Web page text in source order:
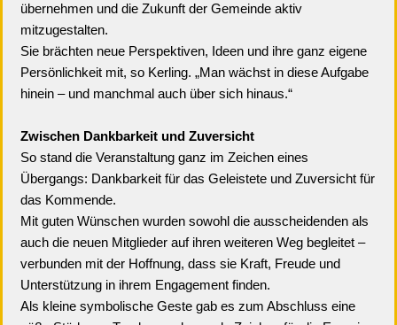
übernehmen und die Zukunft der Gemeinde aktiv
mitzugestalten.
Sie brächten neue Perspektiven, Ideen und ihre ganz eigene
Persönlichkeit mit, so Kerling. „Man wächst in diese Aufgabe
hinein – und manchmal auch über sich hinaus.“
Zwischen Dankbarkeit und Zuversicht
So stand die Veranstaltung ganz im Zeichen eines
Übergangs: Dankbarkeit für das Geleistete und Zuversicht für
das Kommende.
Mit guten Wünschen wurden sowohl die ausscheidenden als
auch die neuen Mitglieder auf ihren weiteren Weg begleitet –
verbunden mit der Hoffnung, dass sie Kraft, Freude und
Unterstützung in ihrem Engagement finden.
Als kleine symbolische Geste gab es zum Abschluss eine